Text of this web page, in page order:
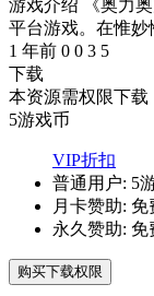
游戏介绍 《奥力
平台游戏。在惟妙
1 年前 0 0 3 5
下载
本资源需权限下载
5游戏币
VIP折扣
普通用户: 5
月卡赞助: 免
永久赞助: 免
购买下载权限